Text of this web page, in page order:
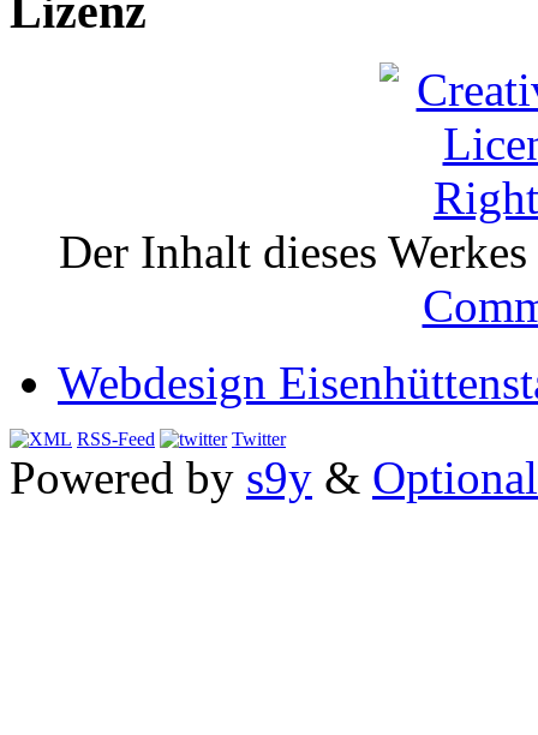
Lizenz
Der Inhalt dieses
Webdesign
RSS-Feed Twitter
Powered by s9y &